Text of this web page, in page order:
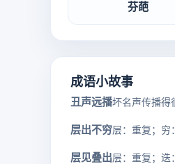
芬葩
成语小故事
丑声远播坏名声传播得
层出不穷层：重复；穷
层见叠出